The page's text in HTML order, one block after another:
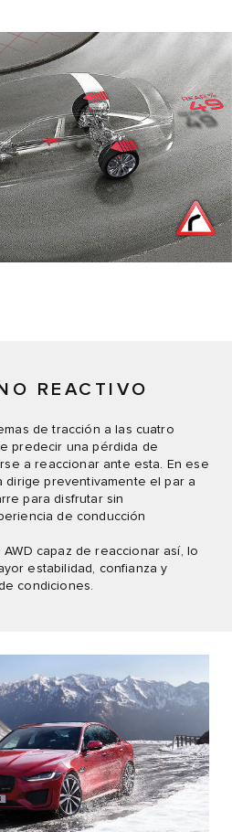
REACTIVO
de tracción a las cuatro
predecir una pérdida de
a reaccionar ante esta. En ese
dirige preventivamente el par a
para disfrutar sin
de conducción
capaz de reaccionar así, lo
estabilidad, confianza y
condiciones.